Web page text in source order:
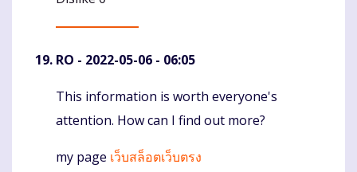
RO - 2022-05-06 - 06:05
Komentaras
This information is worth everyone's
attention. How can I find out more?
my page เว็บสล็อตเว็บตรง